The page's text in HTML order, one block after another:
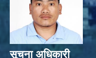
सूचना अधिकारी